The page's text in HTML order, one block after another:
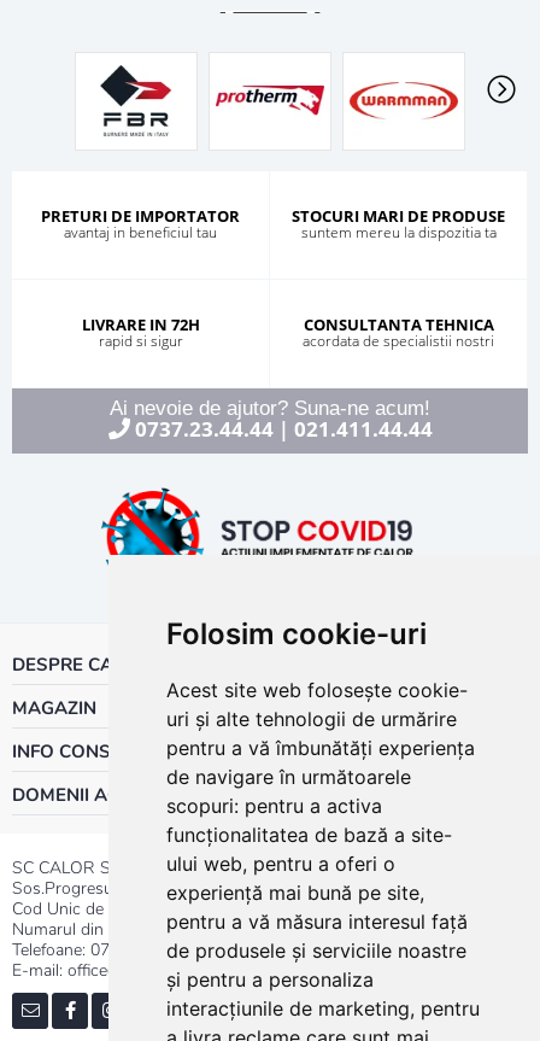
Folosim cookie-uri
Acest site web folosește cookie-
uri și alte tehnologii de urmărire
pentru a vă îmbunătăți experiența
de navigare în următoarele
scopuri: pentru a activa
funcționalitatea de bază a site-
ului web, pentru a oferi o
experiență mai bună pe site,
pentru a vă măsura interesul față
de produsele și serviciile noastre
și pentru a personaliza
interacțiunile de marketing, pentru
PRETURI DE IMPORTATOR
avantaj in beneficiul tau
STOCURI MARI DE PRODUSE
suntem mereu la dispozitia ta
LIVRARE IN 72H
rapid si sigur
CONSULTANTA TEHNICA
acordata de specialistii nostri
Ai nevoie de ajutor? Suna-ne acum!
0737.23.44.44| 021.411.44.44
DESPRE CALOR
MAGAZIN
INFO CONSUMATOR
DOMENII ACTIVITATE
SC CALOR SRL
Sos.Progresului nr.30-40, Sector 5, Bucuresti
Cod Unic de Inregistrare: RO 3004724
Numarul din Registrul Comertului:J40/13176/1991
Telefoane: 0737.23.44.44|021.411.44.44
E-mail: office@calor.ro